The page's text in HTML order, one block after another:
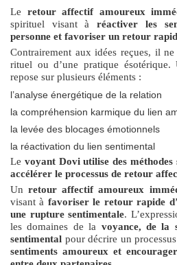
Le retour affectif amoureux
spirituel visant àréactiver les
personne et favoriser un retour
Contrairement aux idées reçues, il ne
rituel ou d’une pratique
repose sur plusieurs éléments :
l’analyse énergétique de la relation
la compréhension karmique du lien
la levée des blocages émotionnels
la réactivation du lien sentimental
Le voyant Dovi utilise des
accélérer le processus de retour
Unretour affectif amoureux
visant à favoriser le retour rapide
une rupture sentimentale.
les domaines de la voyance, de la
sentimental pour décrire un
sentiments amoureux et